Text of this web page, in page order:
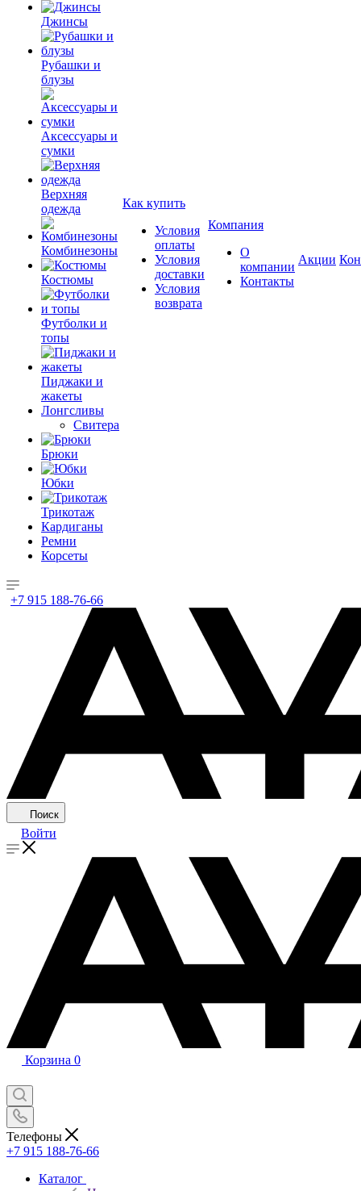
Джинсы
Рубашки и
блузы
Аксессуары и
сумки
Верхняя
одежда
Комбинезоны
Костюмы
Футболки и
топы
Пиджаки и
жакеты
Лонгсливы
Свитера
Брюки
Юбки
Трикотаж
Кардиганы
Ремни
Корсеты
Как купить
Условия
оплаты
Условия
доставки
Условия
возврата
Компания
О
компании
Контакты
Акции
+7 915 188-76-66
Поиск
Войти
Корзина 0
Телефоны
+7 915 188-76-66
Каталог